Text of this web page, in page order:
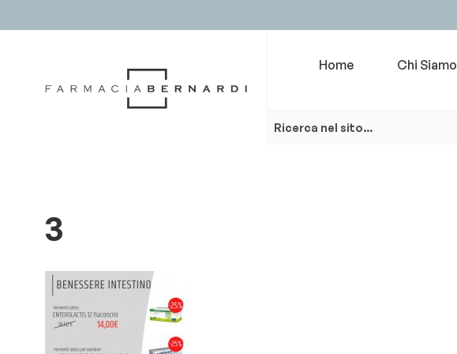
Home Chi Siamo
3